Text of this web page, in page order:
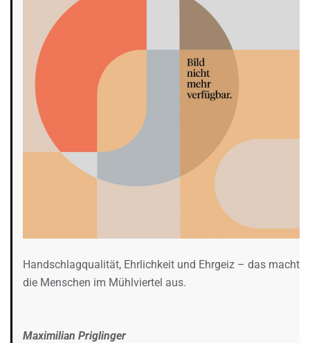
Handschlagqualität, Ehrlichkeit und Ehrgeiz – das macht
die Menschen im Mühlviertel aus.
Maximilian Priglinger